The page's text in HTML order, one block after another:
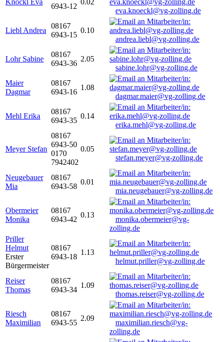
Knöckl Eva
6943-12
0.02
eva.knoeckl@vg-zolling.de
Liebl Andrea
08167
6943-15
0.10
andrea.liebl@vg-zolling.de
Lohr Sabine
08167
6943-36
2.05
sabine.lohr@vg-zolling.de
Maier
Dagmar
08167
6943-16
1.08
dagmar.maier@vg-zolling.de
Mehl Erika
08167
6943-35
0.14
erika.mehl@vg-zolling.de
Meyer Stefan
08167
6943-50
0170
7942402
0.05
stefan.meyer@vg-zolling.de
Neugebauer
Mia
08167
6943-58
0.01
mia.neugebauer@vg-zolling.de
Obermeier
Monika
08167
6943-42
0.13
monika.obermeier@vg-
zolling.de
Priller
Helmut
Erster
Bürgermeister
08167
6943-18
1.13
helmut.priller@vg-zolling.de
Reiser
Thomas
08167
6943-34
1.09
thomas.reiser@vg-zolling.de
Riesch
Maximilian
08167
6943-55
2.09
maximilian.riesch@vg-
zolling.de